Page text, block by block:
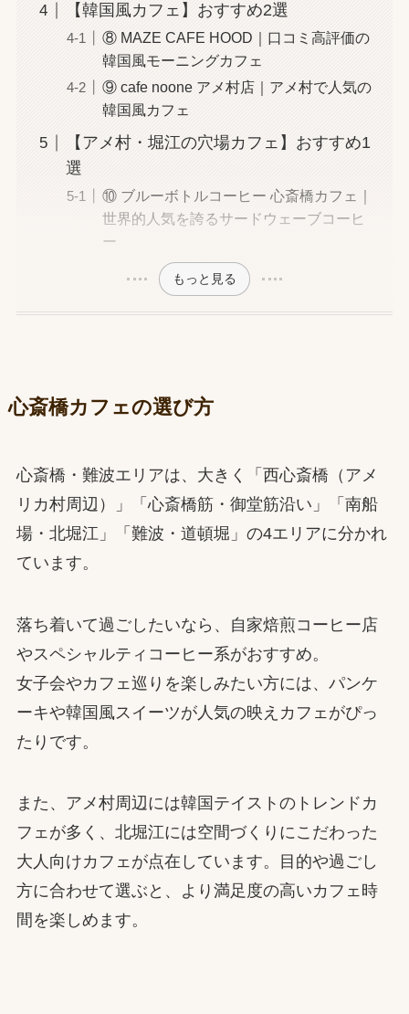
【韓国風カフェ】おすすめ2選
⑧ MAZE CAFE HOOD｜口コミ高評価の
韓国風モーニングカフェ
⑨ cafe noone アメ村店｜アメ村で人気の
韓国風カフェ
【アメ村・堀江の穴場カフェ】おすすめ1
選
⑩ ブルーボトルコーヒー 心斎橋カフェ｜
世界的人気を誇るサードウェーブコーヒ
ー
もっと見る
心斎橋カフェの選び方
心斎橋・難波エリアは、大きく「西心斎橋（アメ
リカ村周辺）」「心斎橋筋・御堂筋沿い」「南船
場・北堀江」「難波・道頓堀」の4エリアに分かれ
ています。
落ち着いて過ごしたいなら、自家焙煎コーヒー店
やスペシャルティコーヒー系がおすすめ。
女子会やカフェ巡りを楽しみたい方には、パンケ
ーキや韓国風スイーツが人気の映えカフェがぴっ
たりです。
また、アメ村周辺には韓国テイストのトレンドカ
フェが多く、北堀江には空間づくりにこだわった
大人向けカフェが点在しています。目的や過ごし
方に合わせて選ぶと、より満足度の高いカフェ時
間を楽しめます。